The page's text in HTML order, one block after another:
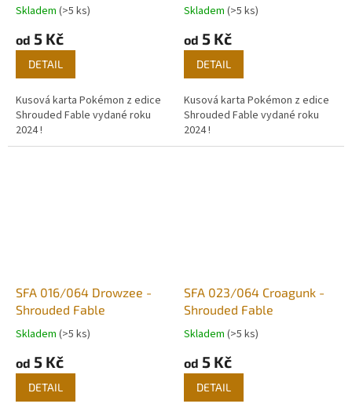
Skladem (>5 ks)
od 5 Kč
DETAIL
Kusová karta Pokémon z edice
Shrouded Fable vydané roku
2024 !
Skladem (>5 ks)
od 5 Kč
DETAIL
Kusová karta Pokémon z edice
Shrouded Fable vydané roku
2024 !
SFA 016/064 Drowzee -
Shrouded Fable
Skladem (>5 ks)
od 5 Kč
DETAIL
SFA 023/064 Croagunk -
Shrouded Fable
Skladem (>5 ks)
od 5 Kč
DETAIL